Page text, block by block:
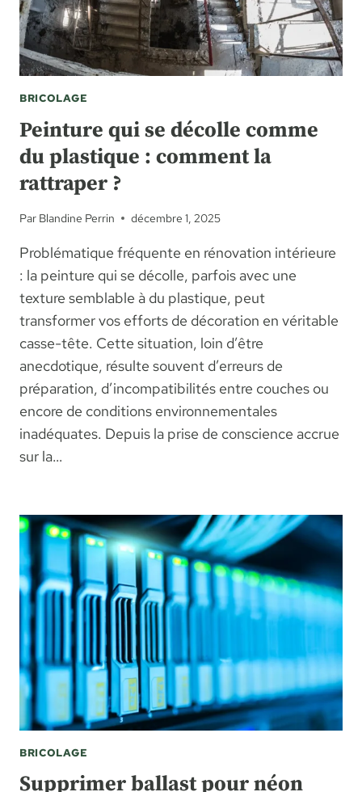
BRICOLAGE
Peinture qui se décolle comme
du plastique : comment la
rattraper ?
Par Blandine Perrin décembre 1, 2025
Problématique fréquente en rénovation intérieure
: la peinture qui se décolle, parfois avec une
texture semblable à du plastique, peut
transformer vos efforts de décoration en véritable
casse-tête. Cette situation, loin d’être
anecdotique, résulte souvent d’erreurs de
préparation, d’incompatibilités entre couches ou
encore de conditions environnementales
inadéquates. Depuis la prise de conscience accrue
sur la…
BRICOLAGE
Supprimer ballast pour néon